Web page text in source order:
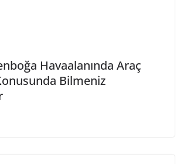
Havaalanında Araç
Bilmeniz